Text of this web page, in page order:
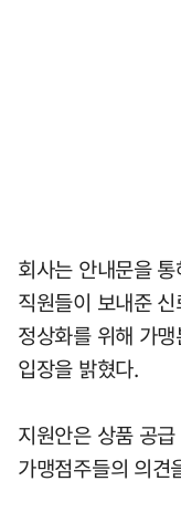
회사는 안내문을
직원들이 보내준
정상화를 위해 가
입장을 밝혔다.
지원안은 상품 공
가맹점주들의 의견